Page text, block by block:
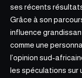
ses récents
Grâce à son
influence
comme une
l’opinion sud-
les spéculations sur